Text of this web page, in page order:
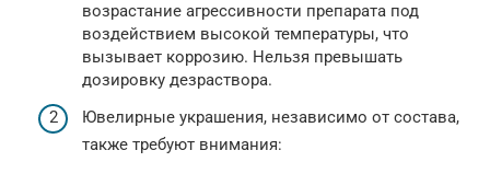
возрастание агрессивности препарата под
воздействием высокой температуры, что
вызывает коррозию. Нельзя превышать
дозировку дезраствора.
Ювелирные украшения, независимо от состава,
также требуют внимания: